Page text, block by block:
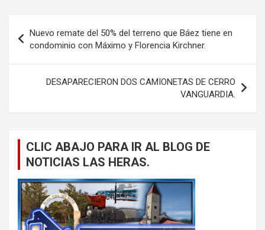
de
entradas
Nuevo remate del 50% del terreno que Báez tiene en
condominio con Máximo y Florencia Kirchner.
DESAPARECIERON DOS CAMIONETAS DE CERRO
VANGUARDIA.
CLIC ABAJO PARA IR AL BLOG DE
NOTICIAS LAS HERAS.